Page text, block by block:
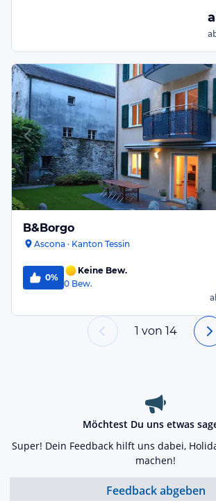
B&Borgo
Ascona · Kanton Tessin
0%
Keine Bew.
0 Bew.
1 von 14
Möchtest Du uns etwas
Super! Dein Feedback hilft uns dabei,
machen!
Feedback abgeben